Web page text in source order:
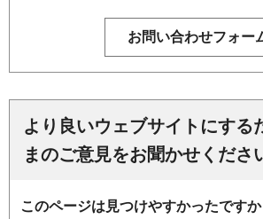
より良いウェブサイトにする
まのご意見をお聞かせくださ
このページは見つけやすかったですか